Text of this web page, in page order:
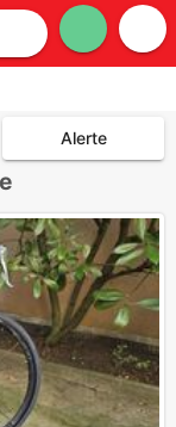
Alerte